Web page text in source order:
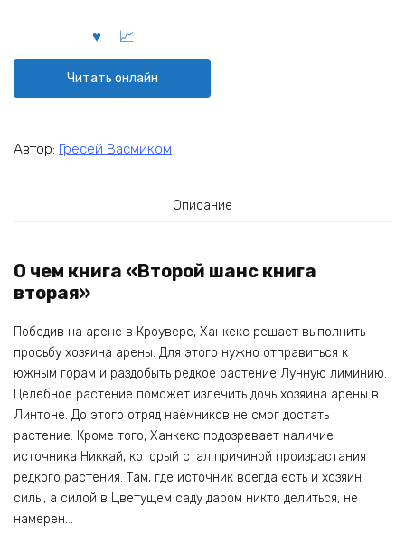
Читать онлайн
Автор: Гресей Васмиком
Описание
О чем книга «Второй шанс книга
вторая»
Победив на арене в Кроувере, Ханкекс решает выполнить
просьбу хозяина арены. Для этого нужно отправиться к
южным горам и раздобыть редкое растение Лунную лиминию.
Целебное растение поможет излечить дочь хозяина арены в
Линтоне. До этого отряд наёмников не смог достать
растение. Кроме того, Ханкекс подозревает наличие
источника Никкай, который стал причиной произрастания
редкого растения. Там, где источник всегда есть и хозяин
силы, а силой в Цветущем саду даром никто делиться, не
намерен…